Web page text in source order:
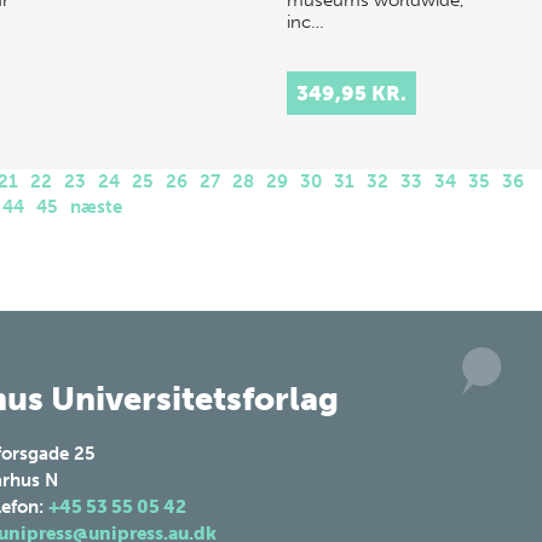
inc…
349,95 KR.
22 23 24 25 26 27 28 29 30 31 32 33 34 35
36
44 45 næste
Universitetsforlag
25
N
+45 53 55 05 42
unipress@unipress.au.dk